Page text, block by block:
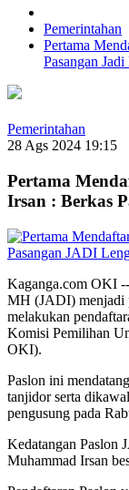
Pemerintahan
Pertama
Pasangan
Pemerintahan
28 Ags 2024 19:15
Pertama
Irsan : Berkas
Kaganga.com OKI
MH (JADI) menjadi
melakukan
Komisi Pemilihan
OKI).
Paslon ini
tanjidor serta
pengusung pada
Kedatangan
Muhammad Irsan